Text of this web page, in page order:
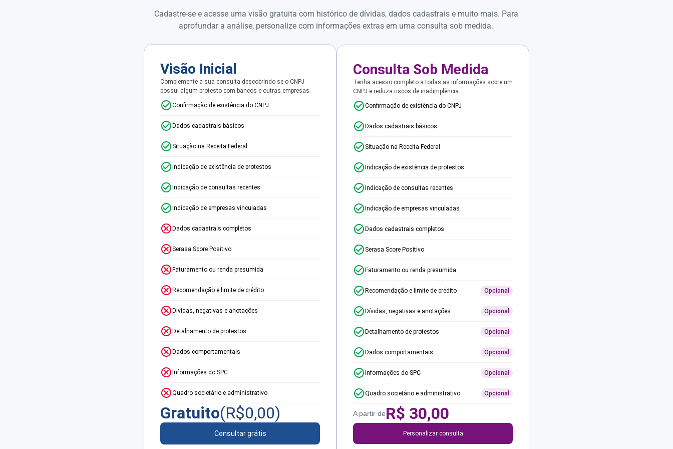
Cadastre-se e acesse uma visão gratuita com histórico de dívidas, dados cadastrais e muito mais. Para
aprofundar a análise, personalize com informações extras em uma consulta sob medida.
Visão Inicial
Complemente a sua consulta descobrindo se o CNPJ
possui algum protesto com bancos e outras empresas.
Confirmação de existência do CNPJ
Dados cadastrais básicos
Situação na Receita Federal
Indicação de existência de protestos
Indicação de consultas recentes
Indicação de empresas vinculadas
Dados cadastrais completos
Serasa Score Positivo
Faturamento ou renda presumida
Recomendação e limite de crédito
Dívidas, negativas e anotações
Detalhamento de protestos
Dados comportamentais
Informações do SPC
Quadro societário e administrativo
Gratuito(R$0,00)
Consultar grátis
Consulta Sob Medida
Tenha acesso completo a todas as informações sobre um
CNPJ e reduza riscos de inadimplência.
Confirmação de existência do CNPJ
Dados cadastrais básicos
Situação na Receita Federal
Indicação de existência de protestos
Indicação de consultas recentes
Indicação de empresas vinculadas
Dados cadastrais completos
Serasa Score Positivo
Faturamento ou renda presumida
Recomendação e limite de crédito Opcional
Dívidas, negativas e anotações Opcional
Detalhamento de protestos Opcional
Dados comportamentais Opcional
Informações do SPC Opcional
Quadro societário e administrativo Opcional
A partir deR$ 30,00
Personalizar consulta